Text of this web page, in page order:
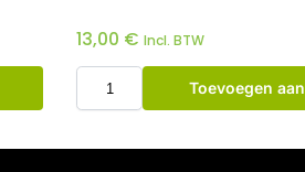
13,00 € Incl. BTW
Toevoegen aan